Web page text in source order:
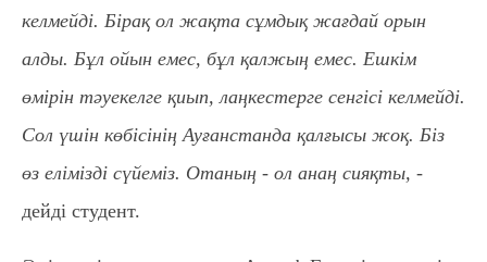
келмейді. Бірақ ол жақта сұмдық жағдай орын
алды. Бұл ойын емес, бұл қалжың емес. Ешкім
өмірін тәуекелге қиып, лаңкестерге сенгісі келмейді.
Сол үшін көбісінің Ауғанстанда қалғысы жоқ. Біз
өз елімізді сүйеміз. Отаның - ол анаң сияқты, -
дейді студент.